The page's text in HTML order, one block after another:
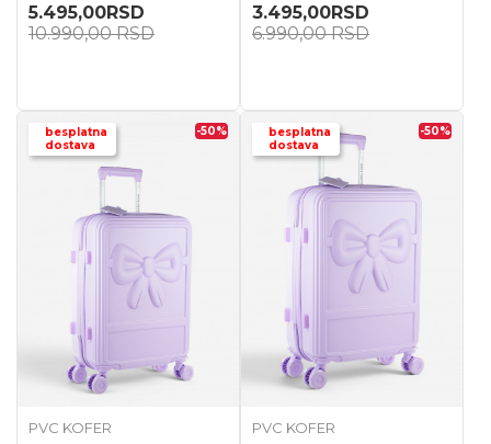
5.495,00RSD
10.990,00RSD
3.495,00RSD
6.990,00RSD
besplatna
dostava
-50%
PVC KOFER
besplatna
dostava
-50%
PVC KOFER